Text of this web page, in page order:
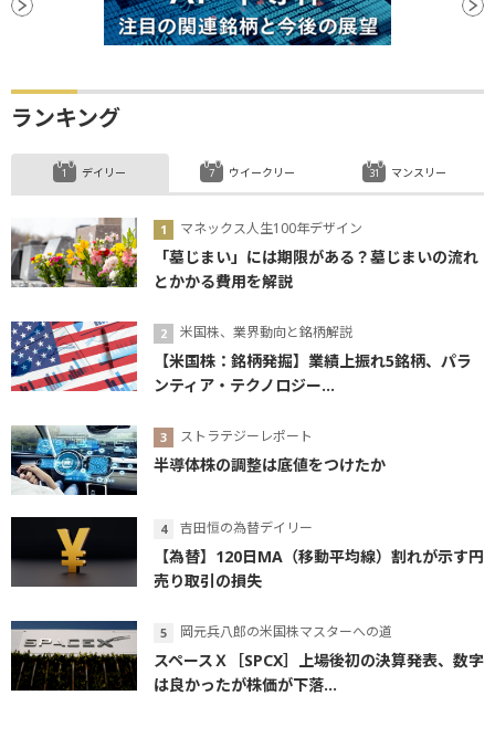
ランキング
デイリー
マネックス人生100年デザイン
「墓じまい」には期限がある？墓じまいの流れ
とかかる費用を解説
米国株、業界動向と銘柄解説
【米国株：銘柄発掘】業績上振れ5銘柄、パラ
ンティア・テクノロジー...
ストラテジーレポート
半導体株の調整は底値をつけたか
吉田恒の為替デイリー
【為替】120日MA（移動平均線）割れが示す円
売り取引の損失
岡元兵八郎の米国株マスターへの道
スペースＸ［SPCX］上場後初の決算発表、数字
は良かったが株価が下落...
ウイークリー マンスリー